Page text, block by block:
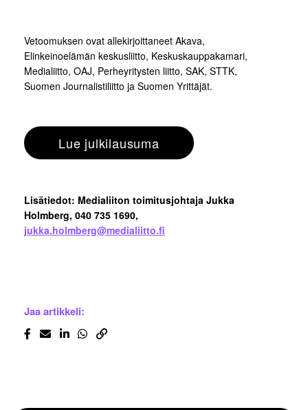
Vetoomuksen ovat allekirjoittaneet Akava,
Elinkeinoelämän keskusliitto, Keskuskauppakamari,
Medialiitto, OAJ, Perheyritysten liitto, SAK, STTK,
Suomen Journalistiliitto ja Suomen Yrittäjät.
Lue julkilausuma
Lisätiedot: Medialiiton toimitusjohtaja Jukka
Holmberg, 040 735 1690,
jukka.holmberg@medialiitto.fi
Jaa artikkeli: